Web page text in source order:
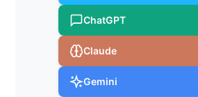
ChatGPT
Claude
Gemini